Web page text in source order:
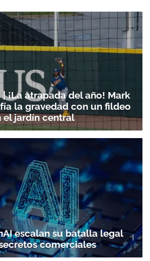
¡La atrapada del año! Mark
la gravedad con un fildeo
el jardín central
escalan su batalla legal
comerciales